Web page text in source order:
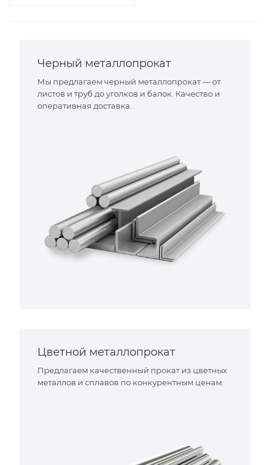
Черный металлопрокат
Мы предлагаем черный металлопрокат — от
листов и труб до уголков и балок. Качество и
оперативная доставка.
Цветной металлопрокат
Предлагаем качественный прокат из цветных
металлов и сплавов по конкурентным ценам.